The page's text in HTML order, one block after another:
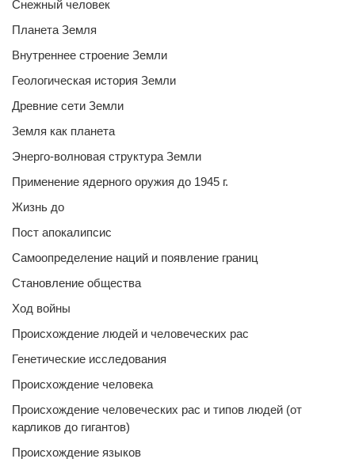
Снежный человек
Планета Земля
Внутреннее строение Земли
Геологическая история Земли
Древние сети Земли
Земля как планета
Энерго-волновая структура Земли
Применение ядерного оружия до 1945 г.
Жизнь до
Пост апокалипсис
Самоопределение наций и появление границ
Становление общества
Ход войны
Происхождение людей и человеческих рас
Генетические исследования
Происхождение человека
Происхождение человеческих рас и типов людей (от
карликов до гигантов)
Происхождение языков